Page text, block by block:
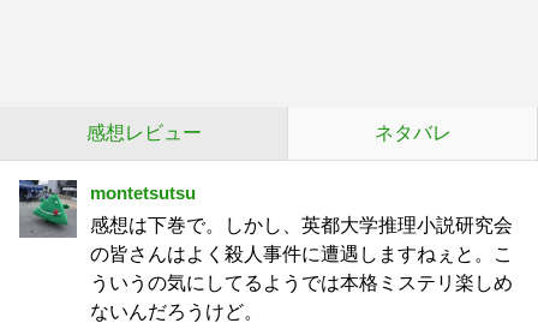
感想レビュー ネタバレ
montetsutsu
感想は下巻で。しかし、英都大学推理小説研究会
の皆さんはよく殺人事件に遭遇しますねぇと。こ
ういうの気にしてるようでは本格ミステリ楽しめ
ないんだろうけど。